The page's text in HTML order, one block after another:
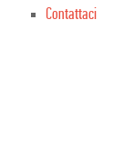
Contattaci